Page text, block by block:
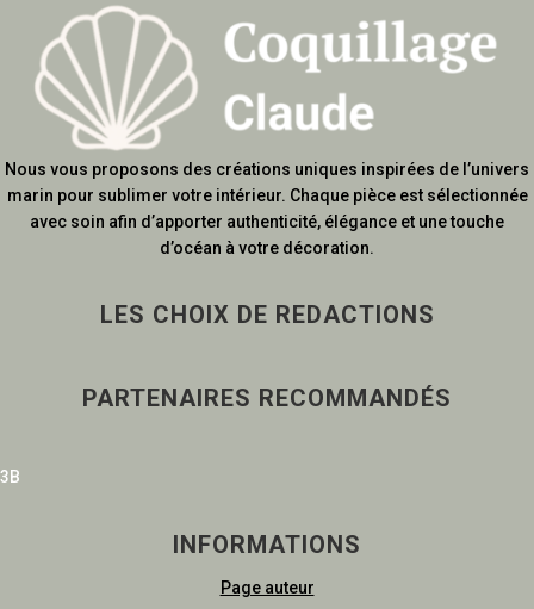
Nous vous proposons des créations uniques inspirées de l’univers
marin pour sublimer votre intérieur. Chaque pièce est sélectionnée
avec soin afin d’apporter authenticité, élégance et une touche
d’océan à votre décoration.
LES CHOIX DE REDACTIONS
PARTENAIRES RECOMMANDÉS
3B
INFORMATIONS
Page auteur